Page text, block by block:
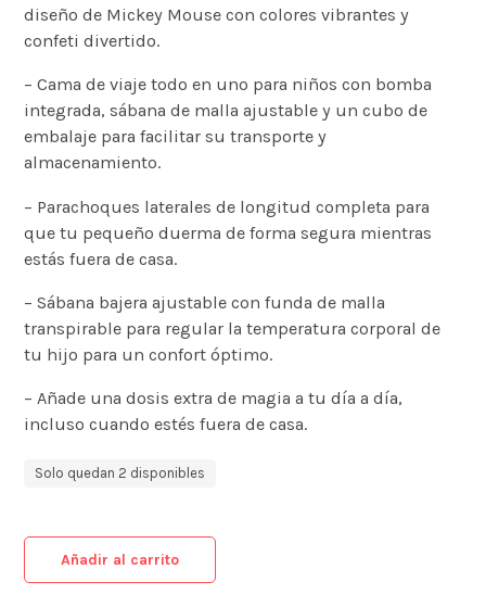
diseño de Mickey Mouse con colores vibrantes y
confeti divertido.
– Cama de viaje todo en uno para niños con bomba
integrada, sábana de malla ajustable y un cubo de
embalaje para facilitar su transporte y
almacenamiento.
– Parachoques laterales de longitud completa para
que tu pequeño duerma de forma segura mientras
estás fuera de casa.
– Sábana bajera ajustable con funda de malla
transpirable para regular la temperatura corporal de
tu hijo para un confort óptimo.
– Añade una dosis extra de magia a tu día a día,
incluso cuando estés fuera de casa.
Solo quedan 2 disponibles
Añadir al carrito